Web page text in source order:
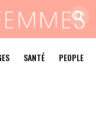
SANTÉ PEOPLE